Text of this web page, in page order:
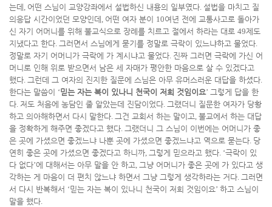
는데 , 어떤 스님이 교양강좌에서 설법하신 내용의 일부였다. 설법을 마치고 질
의응답 시간이었던 모양인데 , 어떤 여자 분이 10여년 전에 교통사고로 돌아가
신 자기 어머니를 위해 불교식으로 장례를 치르고 절에서 하라는 대로 49제도
지냈다고 한다. 그러면서 스님에게 묻기를 정말로 극락이 있느냐하고 물었다.
정말로 자기 어머니가 극락에 가 계시냐고 물었다. 진짜 그러면 극락에 가신 어
머니로 인해 위로 받으면서 남은 세 자매가 평안한 마음으로 살 수 있겠다고
했다. 그런데 그 여자의 진지한 질문에 스님은 아무 유머스러운 대답을 하셨다.
한다는 말씀이 ‘믿는 자는 복이 있나니 천국이 저희 것임이요’ 그렇게 답을 한
다. 저도 처음에 농담인 줄 알았는데 진담이었다. 그랬더니 질문한 여자가 당황
하고 의아해하면서 다시 말한다. 그건 교회서 하는 말이고, 불교에서 하는 대답
을 정확하게 해주면 좋겠다고 했다. 그랬더니 그 스님이 이번에는 어머니가 좋
은 곳에 가셨으면 좋겠느냐 나뿐 곳에 가셨으면 좋겠느냐고 역으로 묻는다. 당
연히 좋은 곳에 가셨으면 좋겠다고 하니까, 그렇게 믿으라고 했다. ‘극락이 있
다 없다’에 대해서는 아무 말을 안 하고, 그냥 어머니가 좋은 곳에 가 있다고 생
각하는 게 마음이 더 편치 않느냐 하면서 그냥 그렇게 생각하라는 거다. 그러면
서 다시 반복해서 ‘믿는 자는 복이 있나니 천국이 저희 것임이요’ 하고 스님이
말을 했다.